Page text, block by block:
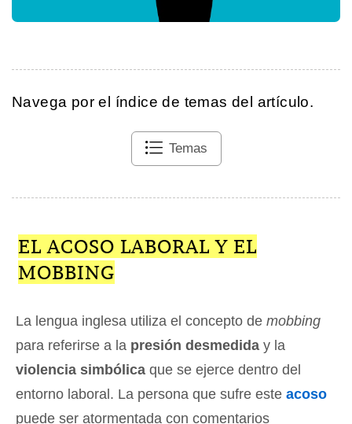
Navega por el índice de temas del artículo.
Temas
EL ACOSO LABORAL Y EL
MOBBING
La lengua inglesa utiliza el concepto de mobbing
para referirse a la presión desmedida y la
violencia simbólica que se ejerce dentro del
entorno laboral. La persona que sufre este acoso
puede ser atormentada con comentarios